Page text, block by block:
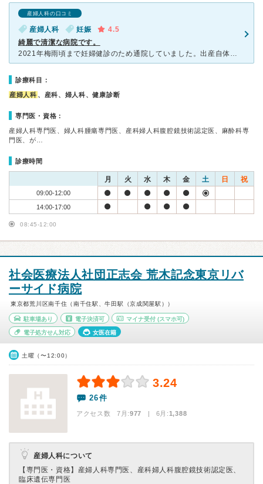
産婦人科の口コミ
産婦人科 妊娠
4.5
綺麗で清潔な病院です。
2021年梅雨頃まで妊婦健診のため通院していました。出産自体は別の病院です。院長先生は物腰が柔らかく、悩みなど相談しやすい雰囲気をお持ちです。当時の副院長先生はあっさりした女医さんで、サバサバしていま
診療科目：
産婦人科 、産科、婦人科、健康診断
専門医・資格：
産婦人科専門医、婦人科腫瘍専門医、産科婦人科腹腔鏡技術認定医、麻酔科専
門医、が…
診療時間
月 火 水 木 金 土 日 祝
09:00-12:00
14:00-17:00
08:45-12:00
社会医療法人社団正志会 荒木記念東京リバ
ーサイド病院
東京都荒川区南千住（南千住駅、牛田駅（京成関屋駅））
駐車場あり 電子決済可 マイナ受付 (スマホ可)
電子処方せん対応 女医在籍
土曜（〜12:00）
3.24
26件
アクセス数 7月:977 | 6月:1,388
産婦人科について
【専門医・資格】 産婦人科専門医、産科婦人科腹腔鏡技術認定医、
臨床遺伝専門医